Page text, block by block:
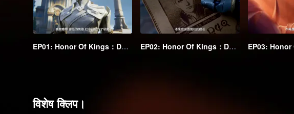
EP01: Honor Of Kings：Destiny EP02: Honor Of Kings：Destiny
विशेष क्लिप।